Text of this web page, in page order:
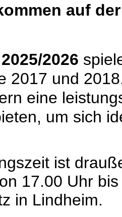
auf
2025/2026
2017 und
eine
um sich
ist
17.00 Uhr
in Lindheim.